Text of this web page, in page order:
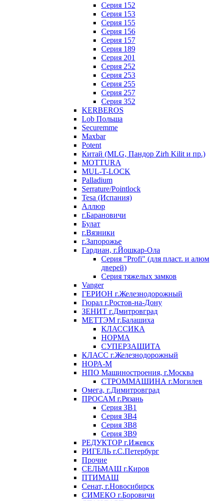
Серия 152
Серия 153
Серия 155
Серия 156
Серия 157
Серия 189
Серия 201
Серия 252
Серия 253
Серия 255
Серия 257
Серия 352
KERBEROS
Lob Польша
Securemme
Maxbar
Potent
Китай (MLG, Пандор Zirh Kilit и пр.)
MOTTURA
MUL-T-LOCK
Palladium
Serrature/Pointlock
Tesa (Испания)
Аллюр
г.Барановичи
Булат
г.Вязники
г.Запорожье
Гардиан, г.Йошкар-Ола
Серия "Profi" (для пласт. и алюм
дверей)
Серия тяжелых замков
Vanger
ГЕРИОН г.Железнодорожный
Гюрал г.Ростов-на-Дону
ЗЕНИТ г.Дмитровград
МЕТТЭМ г.Балашиха
КЛАССИКА
НОРМА
СУПЕРЗАЩИТА
КЛАСС г.Железнодорожный
НОРА-М
НПО Машиностроения, г.Москва
СТРОММАШИНА г.Могилев
Омега, г.Димитровград
ПРОСАМ г.Рязань
Серия ЗВ1
Серия ЗВ4
Серия ЗВ8
Серия ЗВ9
РЕДУКТОР г.Ижевск
РИГЕЛЬ г.С.Петербург
Прочие
СЕЛЬМАШ г.Киров
ПТИМАШ
Сенат, г.Новосибирск
СИМЕКО г.Боровичи